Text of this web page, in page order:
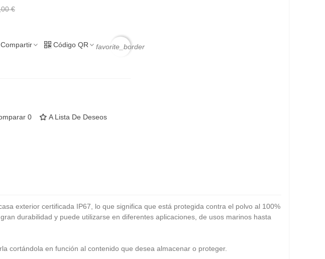
€
Compartir Código QR favorite_border
0 A Lista De Deseos
exterior certificada IP67, lo que significa que está protegida contra el polvo al 100%
durabilidad y puede utilizarse en diferentes aplicaciones, de usos marinos hasta
cortándola en función al contenido que desea almacenar o proteger.